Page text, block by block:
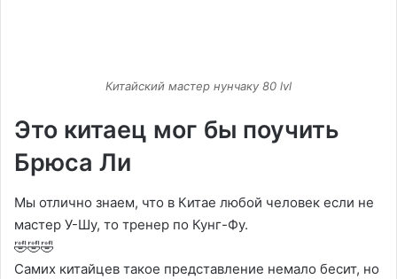
Китайский мастер нунчаку 80 lvl
Это китаец мог бы поучить
Брюса Ли
Мы отлично знаем, что в Китае любой человек если не
мастер У-Шу, то тренер по Кунг-Фу.
🤣🤣🤣
Самих китайцев такое представление немало бесит, но